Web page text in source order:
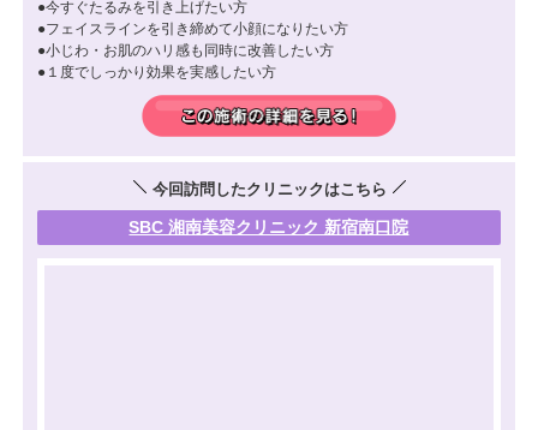
今すぐたるみを引き上げたい方
フェイスラインを引き締めて小顔になりたい方
小じわ・お肌のハリ感も同時に改善したい方
１度でしっかり効果を実感したい方
今回訪問したクリニックはこちら
SBC 湘南美容クリニック 新宿南口院